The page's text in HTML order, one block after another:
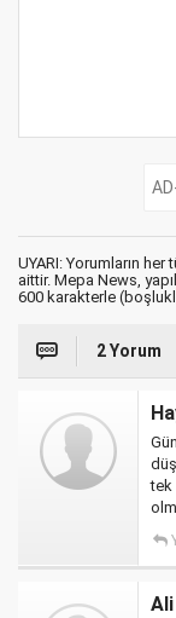
UYARI: Yorumların
aittir. Mepa News,
600 karakterle
2 Yorum
tek
Ali